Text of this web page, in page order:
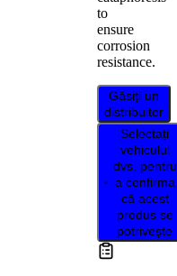
to
ensure
corrosion
resistance.
Găsiți un
distribuitor
Selectați
vehiculul
dvs. pentru
a confirma
că acest
produs se
potrivește